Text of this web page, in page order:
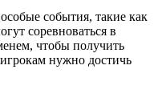
события, такие как
соревноваться в
чтобы получить
нужно достичь